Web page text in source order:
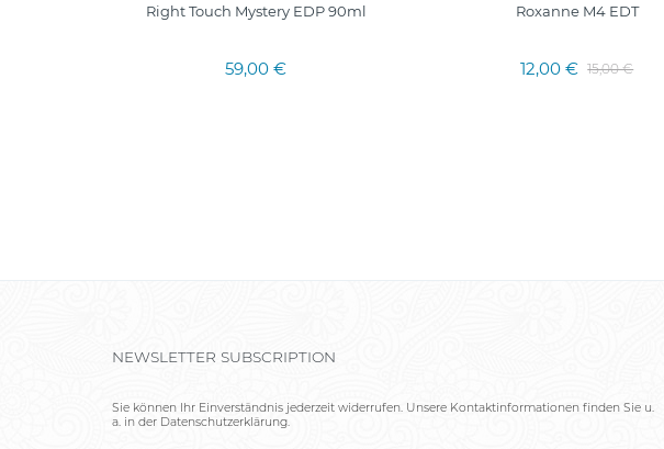
Right Touch Mystery EDP 90ml
59,00 €
Roxanne M4 EDT
12,00 € 15,00 €
NEWSLETTER SUBSCRIPTION
Sie können Ihr Einverständnis jederzeit widerrufen. Unsere Kontaktinformationen finden Sie u.
a. in der Datenschutzerklärung.